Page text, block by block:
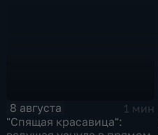
8 августа
1 мин
"Спящая красавица":